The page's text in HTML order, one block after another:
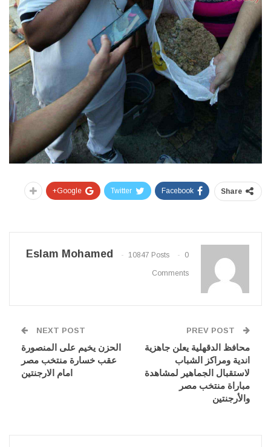
Share
Facebook
Twitter
Google+
Eslam Mohamed 10847 Posts 0
Comments
محافظ الدقهلية يعلن جاهزية
اندية ومراكز الشباب
لاستقبال الجماهير لمشاهدة
مباراة منتخب مصر
والأرجنتين
NEXT POST
الحزن يخيم على المنصورة
عقب خسارة منتخب مصر
امام الارجنتين